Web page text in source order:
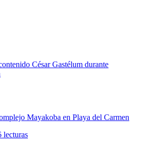
César Gastélum durante
Mayakoba en Playa del Carmen
lecturas